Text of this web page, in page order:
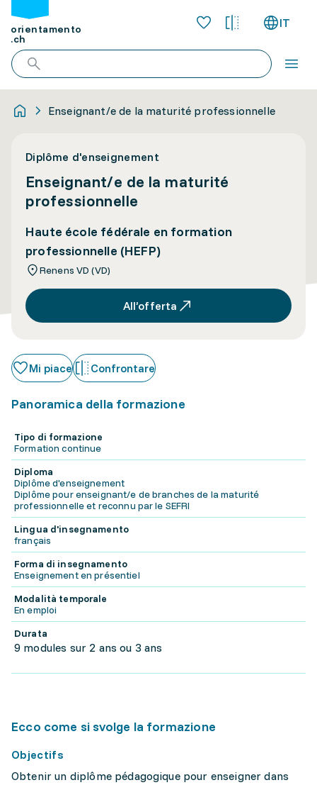
orientamento
.ch
IT
Enseignant/e de la maturité professionnelle
Diplôme d'enseignement
Enseignant/e de la maturité
professionnelle
Haute école fédérale en formation
professionnelle (HEFP)
Renens VD (VD)
All’offerta
Mi piace Confrontare
Panoramica della formazione
Tipo di formazione
Formation continue
Diploma
Diplôme d'enseignement
Diplôme pour enseignant/e de branches de la maturité
professionnelle et reconnu par le SEFRI
Lingua d'insegnamento
français
Forma di insegnamento
Enseignement en présentiel
Modalità temporale
En emploi
Durata
9 modules sur 2 ans ou 3 ans
Ecco come si svolge la formazione
Objectifs
Obtenir un diplôme pédagogique pour enseigner dans